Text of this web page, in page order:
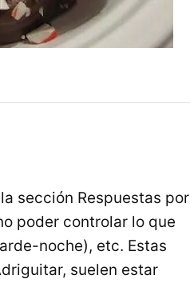
sección Respuestas por
poder controlar lo que
noche), etc. Estas
suelen estar